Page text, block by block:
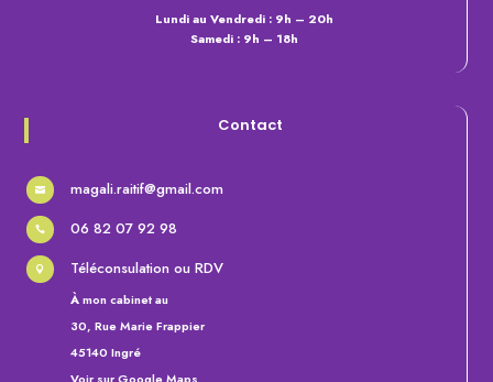
Lundi au Vendredi : 9h – 20h
Samedi : 9h – 18h
Contact
 magali.raitif@gmail.com
 06 82 07 92 98
 Téléconsulation ou RDV
Àmon cabinet au
30, Rue Marie Frappier
45140 Ingré